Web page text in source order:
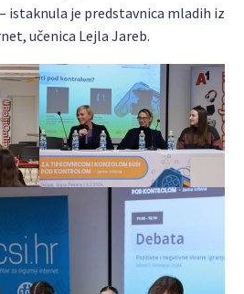
istaknula je predstavnica mladih iz
učenica Lejla Jareb.